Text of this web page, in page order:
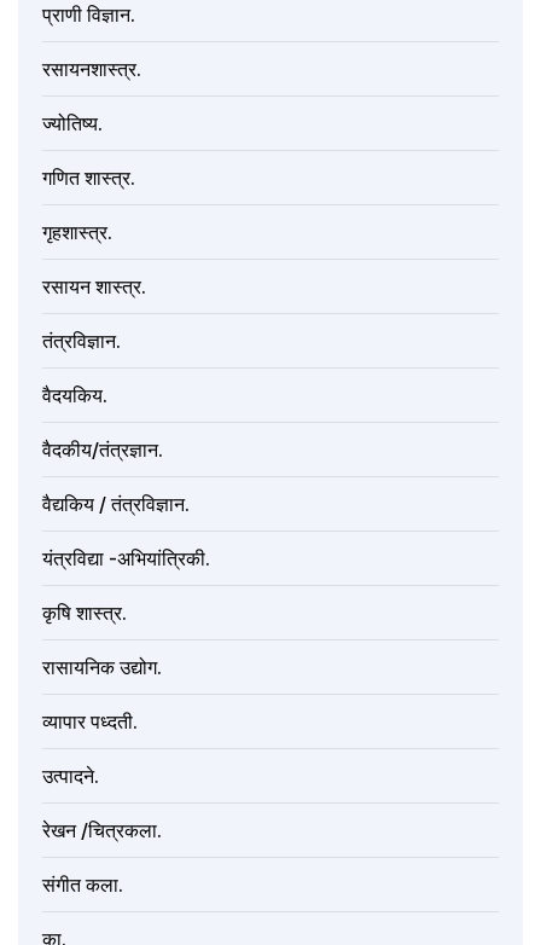
प्राणी विज्ञान.
रसायनशास्त्र.
ज्योतिष्य.
गणित शास्त्र.
गृहशास्त्र.
रसायन शास्त्र.
तंत्रविज्ञान.
वैदयकिय.
वैदकीय/तंत्रज्ञान.
वैद्यकिय / तंत्रविज्ञान.
यंत्रविद्या -अभियांत्रिकी.
कृषि शास्त्र.
रासायनिक उद्योग.
व्यापार पध्दती.
उत्पादने.
रेखन /चित्रकला.
संगीत कला.
का.